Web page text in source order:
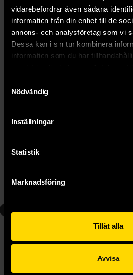
vidarebefordrar även sådana
information från din enhet till de
annons- och analysföretag som vi
Dessa kan i sin tur kombinera
information som du har
samlat in när du har använt deras
Nödvändig
Inställningar
Statistik
Marknadsföring
Tillåt alla
Avvisa
Hero Realms
6